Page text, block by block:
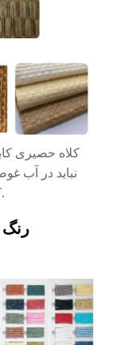
نباید در آب
کلاه به خطر افتاده است نگهداری شود.